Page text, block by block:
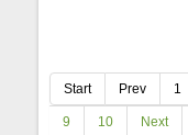
Start
Prev 1
9 10 Next